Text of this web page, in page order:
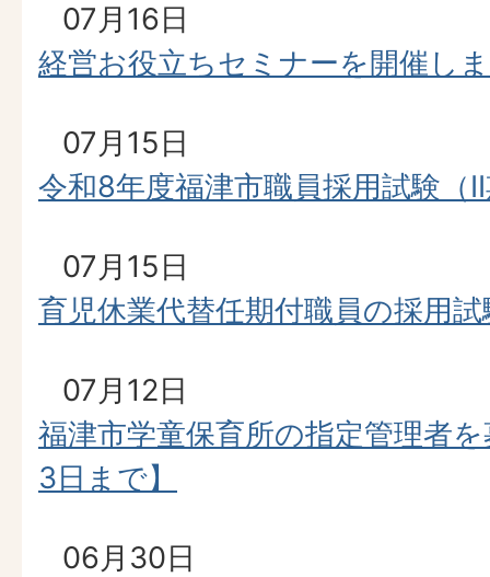
07月16日
経営お役立ちセミナーを開催し
07月15日
令和8年度福津市職員採用試験（
07月15日
育児休業代替任期付職員の採用
07月12日
福津市学童保育所の指定管理者
3日まで】
06月30日